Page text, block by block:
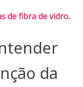
de fibra de vidro.
da